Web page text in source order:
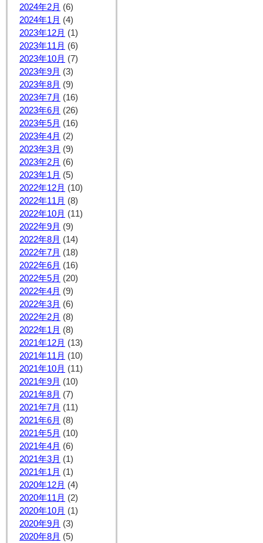
2024年2月 (6)
2024年1月 (4)
2023年12月 (1)
2023年11月 (6)
2023年10月 (7)
2023年9月 (3)
2023年8月 (9)
2023年7月 (16)
2023年6月 (26)
2023年5月 (16)
2023年4月 (2)
2023年3月 (9)
2023年2月 (6)
2023年1月 (5)
2022年12月 (10)
2022年11月 (8)
2022年10月 (11)
2022年9月 (9)
2022年8月 (14)
2022年7月 (18)
2022年6月 (16)
2022年5月 (20)
2022年4月 (9)
2022年3月 (6)
2022年2月 (8)
2022年1月 (8)
2021年12月 (13)
2021年11月 (10)
2021年10月 (11)
2021年9月 (10)
2021年8月 (7)
2021年7月 (11)
2021年6月 (8)
2021年5月 (10)
2021年4月 (6)
2021年3月 (1)
2021年1月 (1)
2020年12月 (4)
2020年11月 (2)
2020年10月 (1)
2020年9月 (3)
2020年8月 (5)